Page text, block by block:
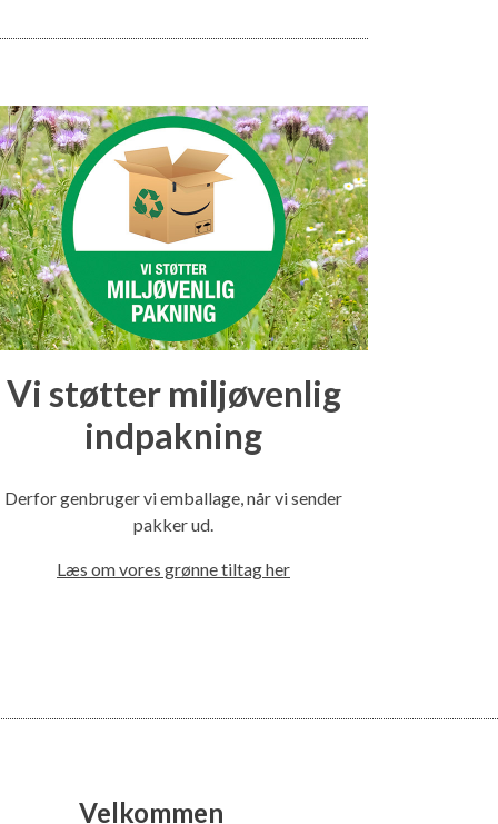
Vi støtter miljøvenlig
indpakning
Derfor genbruger vi emballage, når vi sender
pakker ud.
Læs om vores grønne tiltag her
Velkommen